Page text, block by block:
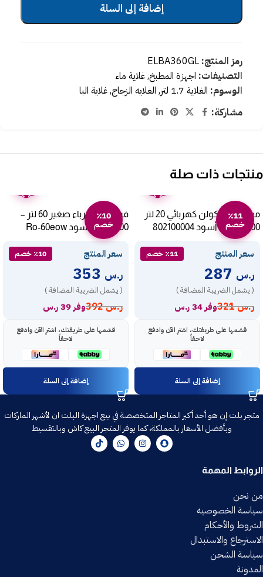
إضافة إلى السلة
رمز المنتج: ELBA360GL
التصنيفات: اجهزة المطبخ,غلاية ماء
الوسوم: الغلاية 1.7 لتر , الغلايه الزجاج,غلاية البا
مشاركة:
منتجات ذات صلة
٪11
خصم
ميكروويف كولن كهربائي 20 لتر
1100 وات – أسود 802100004
سعر المنتج ٪11 خصم
ر.س
( يشمل الضريبة المضافة )
ر.س321 وفر 34 ر.س
قسّمها على طريقتك، اشترِ الآن وادفع
لاحقاً
إضافة إلى السلة
٪10
خصم
فرن ارو كهرباء صغير 60 لتر –
2000 وات أسود Ro-60eow
سعر المنتج ٪10 خصم
ر.س
( يشمل الضريبة المضافة )
ر.س392 وفر 39 ر.س
قسّمها على طريقتك، اشترِ الآن وادفع
لاحقاً
إضافة إلى السلة
متجر بلت إن هو أحد أكبر المتاجر المتخصصة في بيع اجهزة البلت ان لأشهر الماركات
وبأفضل الأسعار بالمملكة، كما يوفر المتجر البيع كاش وبالتقسيط
الروابط المهمة
من نحن
سياسة الخصوصيه
الشروط والأحكام
الاسترجاع والاستبدال
سياسة الشحن
المدونة